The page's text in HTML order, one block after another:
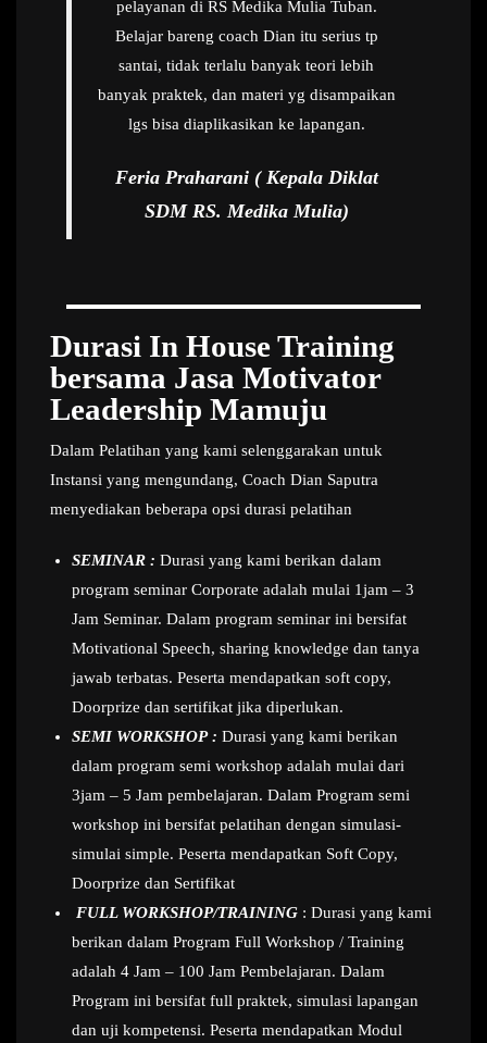
pelayanan di RS Medika Mulia Tuban.
Belajar bareng coach Dian itu serius tp
santai, tidak terlalu banyak teori lebih
banyak praktek, dan materi yg disampaikan
lgs bisa diaplikasikan ke lapangan.
Feria Praharani ( Kepala Diklat
SDM RS. Medika Mulia)
Durasi In House Training
bersama Jasa Motivator
Leadership Mamuju
Dalam Pelatihan yang kami selenggarakan untuk
Instansi yang mengundang, Coach Dian Saputra
menyediakan beberapa opsi durasi pelatihan
SEMINAR : Durasi yang kami berikan dalam
program seminar Corporate adalah mulai 1jam – 3
Jam Seminar. Dalam program seminar ini bersifat
Motivational Speech, sharing knowledge dan tanya
jawab terbatas. Peserta mendapatkan soft copy,
Doorprize dan sertifikat jika diperlukan.
SEMI WORKSHOP : Durasi yang kami berikan
dalam program semi workshop adalah mulai dari
3jam – 5 Jam pembelajaran. Dalam Program semi
workshop ini bersifat pelatihan dengan simulasi-
simulai simple. Peserta mendapatkan Soft Copy,
Doorprize dan Sertifikat
FULL WORKSHOP/TRAINING : Durasi yang kami
berikan dalam Program Full Workshop / Training
adalah 4 Jam – 100 Jam Pembelajaran. Dalam
Program ini bersifat full praktek, simulasi lapangan
dan uji kompetensi. Peserta mendapatkan Modul